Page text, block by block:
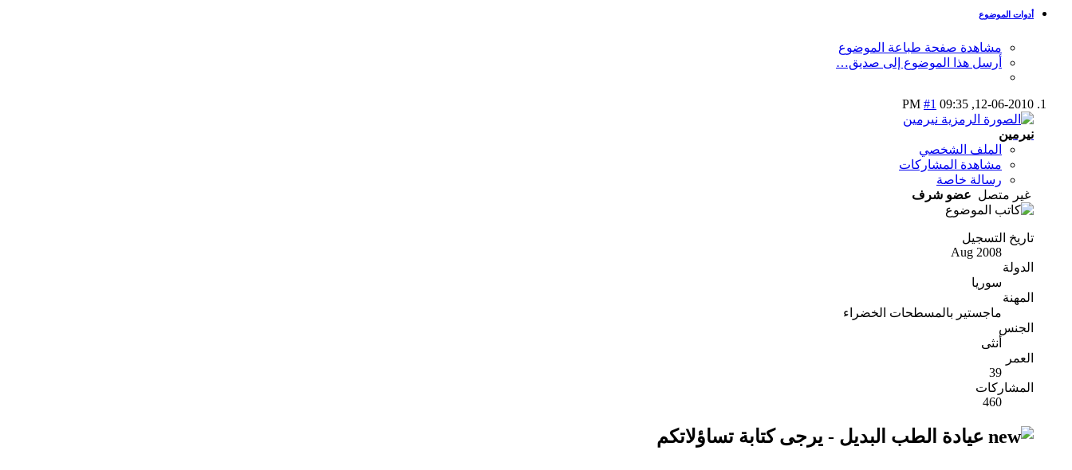
أدوات الموضوع
مشاهدة صفحة طباعة الموضوع
أرسل هذا الموضوع إلى صديق…
12-06-2010,
09:35 PM
#1
نيرمين
الملف الشخصي
مشاهدة المشاركات
رسالة خاصة
غير متصل عضو شرف
تاريخ التسجيل
Aug 2008
الدولة
سوريا
المهنة
ماجستير بالمسطحات الخضراء
الجنس
أنثى
العمر
39
المشاركات
460
عيادة الطب البديل - يرجى كتابة تساؤلاتكم